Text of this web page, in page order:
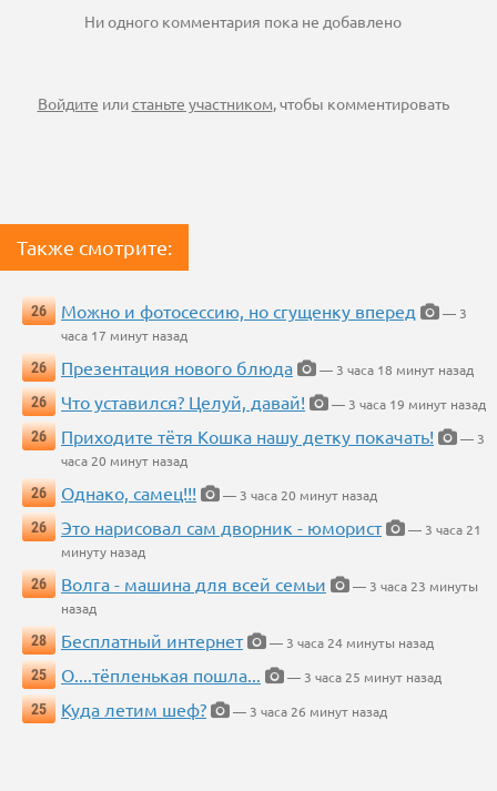
Ни одного комментария пока не добавлено
Войдите илистаньте участником, чтобы комментировать
Также смотрите:
26 Можно и фотосессию, но сгущенку вперед
— 3
часа 17 минут назад
26
Презентация нового блюда
— 3 часа 18 минут назад
26
Что уставился? Целуй, давай!
— 3 часа 19 минут назад
26
Приходите тётя Кошка нашу детку покачать!
— 3
часа 20 минут назад
26
Однако, самец!!!
— 3 часа 20 минут назад
26
Это нарисовал сам дворник - юморист
— 3 часа 21
минуту назад
26
Волга - машина для всей семьи
— 3 часа 23 минуты
назад
28
Бесплатный интернет
— 3 часа 24 минуты назад
25
О....тёпленькая пошла...
— 3 часа 25 минут назад
25
Куда летим шеф? — 3 часа 26 минут назад